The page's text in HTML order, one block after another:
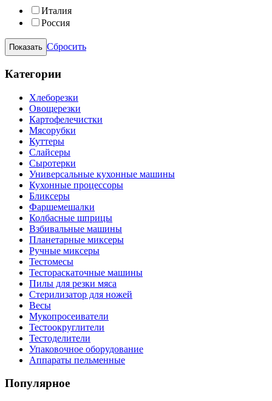
Италия
Россия
Сбросить
Категории
Хлеборезки
Овощерезки
Картофелечистки
Мясорубки
Куттеры
Слайсеры
Сыротерки
Универсальные кухонные машины
Кухонные процессоры
Бликсеры
Фаршемешалки
Колбасные шприцы
Взбивальные машины
Планетарные миксеры
Ручные миксеры
Тестомесы
Тестораскаточные машины
Пилы для резки мяса
Стерилизатор для ножей
Весы
Мукопросеиватели
Тестоокруглители
Тестоделители
Упаковочное оборудование
Аппараты пельменные
Популярное